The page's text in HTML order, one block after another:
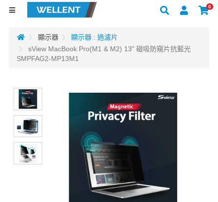
0
顯示器
顯示器 : 過濾片
sView MacBook Pro(M1 & M2) 13" 磁吸防窺片抗藍光
SMPFAG2-MP13M1